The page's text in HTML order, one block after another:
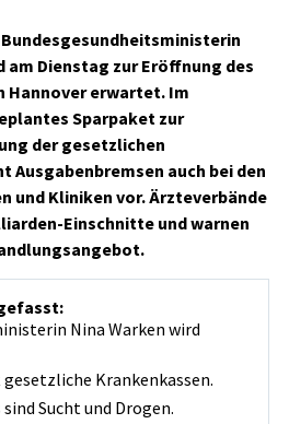
Bundesgesundheitsministerin
am Dienstag zur Eröffnung des
Hannover erwartet. Im
Sparpaket zur
der gesetzlichen
Ausgabenbremsen auch bei den
und Kliniken vor. Ärzteverbände
Einschnitte und warnen
Nina Warken wird
Krankenkassen.
Sucht und Drogen.